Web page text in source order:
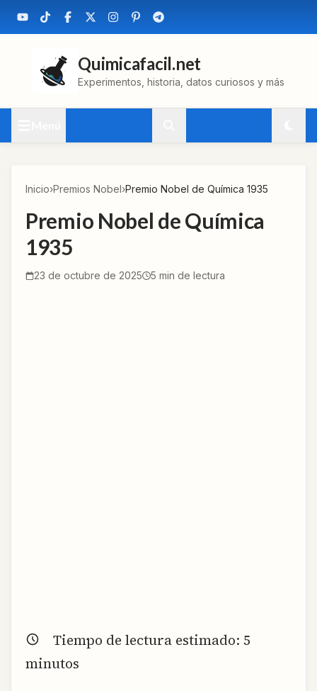
Quimicafacil.net
Experimentos, historia, datos curiosos y más
Inicio›Premios Nobel›Premio Nobel de Química 1935
Premio Nobel de Química
1935
23 de octubre de 2025 5 min de lectura
Tiempo de lectura estimado: 5
minutos